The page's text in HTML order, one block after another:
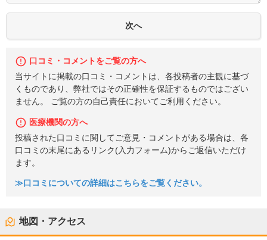
口コミ・コメントをご覧の方へ
当サイトに掲載の口コミ・コメントは、各投稿者の主観に基づ
くものであり、弊社ではその正確性を保証するものではござい
ません。 ご覧の方の自己責任においてご利用ください。
医療機関の方へ
投稿された口コミに関してご意見・コメントがある場合は、各
口コミの末尾にあるリンク(入力フォーム)からご返信いただけ
ます。
≫口コミについての詳細はこちらをご覧ください。
地図・アクセス